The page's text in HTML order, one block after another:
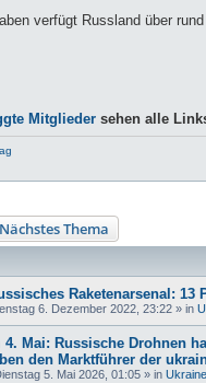
verfügt Russland über
Mitglieder sehen alle
Nächstes Thema
Raketenarsenal: 13
6. Dezember 2022, 23:22 » in
4. Mai: Russische Drohnen
den Marktführer der
5. Mai 2026, 01:05 » in